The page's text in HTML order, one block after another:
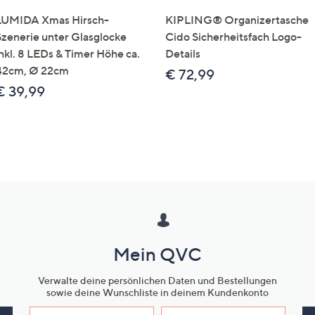
Xmas Hirsch-
unter Glasglocke
8 LEDs & Timer Höhe ca.
Ø 22cm
39,99
KIPLING® Organizertasche
Cido Sicherheitsfach Logo-
Details
€ 72,99
Mein QVC
Verwalte deine persönlichen Daten und Bestellungen
sowie deine Wunschliste in deinem Kundenkonto